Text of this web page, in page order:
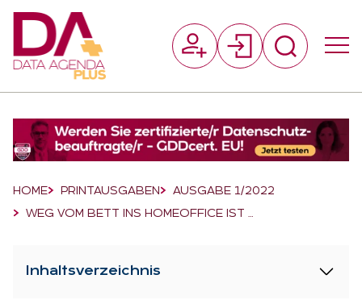
Breadcrumb-Navigation
HOME PRINTAUSGABEN
AUSGABE 1/2022
WEG VOM BETT INS HOMEOFFICE IST …
Inhaltsverzeichnis